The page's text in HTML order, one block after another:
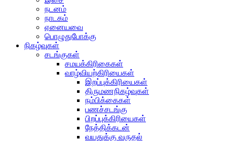
நடனம்
நாடகம்
ஏனையவை
பொழுதுபோக்கு
நிகழ்வுகள்
சடங்குகள்
சமயக்கிரிகைகள்
வாழ்வியற்கிரியைகள்
இறப்புக்கிரியைகள்
திருமணநிகழ்வுகள்
நம்பிக்கைகள்
பணச்சடங்கு
பிறப்புக்கிரியைகள்
நேத்திக்கடன்
வயதுக்கு வருதல்